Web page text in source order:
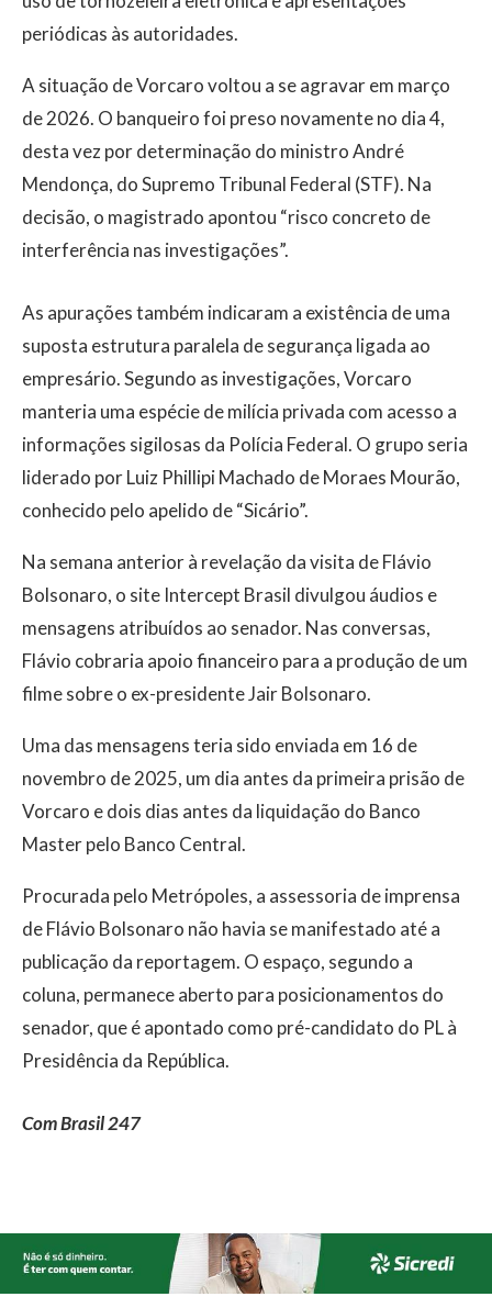
periódicas às autoridades.
A situação de Vorcaro voltou a se agravar em março
de 2026. O banqueiro foi preso novamente no dia 4,
desta vez por determinação do ministro André
Mendonça, do Supremo Tribunal Federal (STF). Na
decisão, o magistrado apontou “risco concreto de
interferência nas investigações”.
As apurações também indicaram a existência de uma
suposta estrutura paralela de segurança ligada ao
empresário. Segundo as investigações, Vorcaro
manteria uma espécie de milícia privada com acesso a
informações sigilosas da Polícia Federal. O grupo seria
liderado por Luiz Phillipi Machado de Moraes Mourão,
conhecido pelo apelido de “Sicário”.
Na semana anterior à revelação da visita de Flávio
Bolsonaro, o site Intercept Brasil divulgou áudios e
mensagens atribuídos ao senador. Nas conversas,
Flávio cobraria apoio financeiro para a produção de um
filme sobre o ex-presidente Jair Bolsonaro.
Uma das mensagens teria sido enviada em 16 de
novembro de 2025, um dia antes da primeira prisão de
Vorcaro e dois dias antes da liquidação do Banco
Master pelo Banco Central.
Procurada pelo Metrópoles, a assessoria de imprensa
de Flávio Bolsonaro não havia se manifestado até a
publicação da reportagem. O espaço, segundo a
coluna, permanece aberto para posicionamentos do
senador, que é apontado como pré-candidato do PL à
Presidência da República.
Com Brasil 247